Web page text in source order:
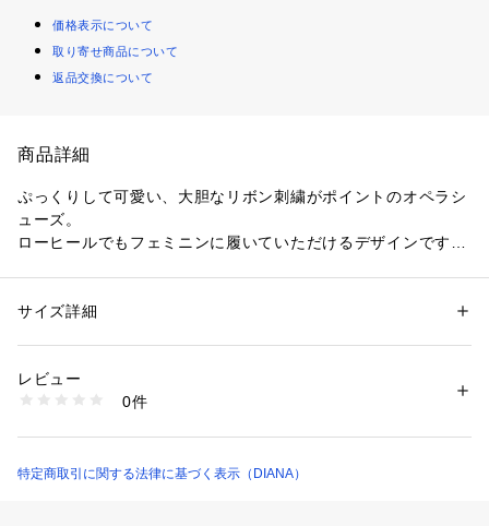
価格表示について
取り寄せ商品について
返品交換について
商品詳細
ぷっくりして可愛い、大胆なリボン刺繍がポイントのオペラシ
ューズ。
ローヒールでもフェミニンに履いていただけるデザインです。
性別：レディース
素材：合成繊維
商品番号：
GC42817 （ショップ）
サイズ詳細
レビュー
0件
特定商取引に関する法律に基づく表示（DIANA）